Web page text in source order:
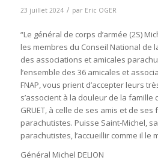
23 juillet 2024 / par Eric OGER
“Le général de corps d’armée (2S)
les membres du Conseil National de
des associations et amicales
l’ensemble des 36 amicales et
FNAP, vous prient d’accepter leurs
s’associent à la douleur de la famille
GRUET, à celle de ses amis et de ses
parachutistes. Puisse Saint-Michel,
parachutistes, l’accueillir comme il le
Général Michel DELION